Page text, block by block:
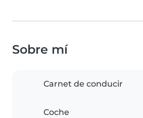
Sobre mí
Carnet de conducir
Coche